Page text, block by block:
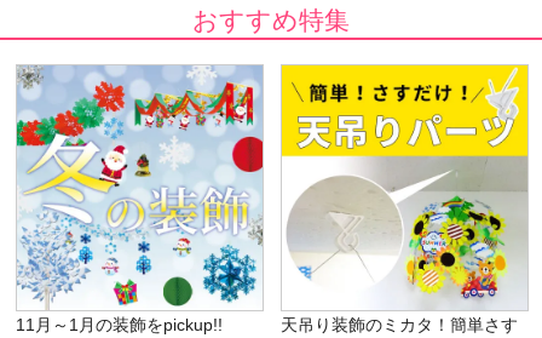
おすすめ特集
11月～1月の装飾をpickup!!
天吊り装飾のミカタ！簡単さす